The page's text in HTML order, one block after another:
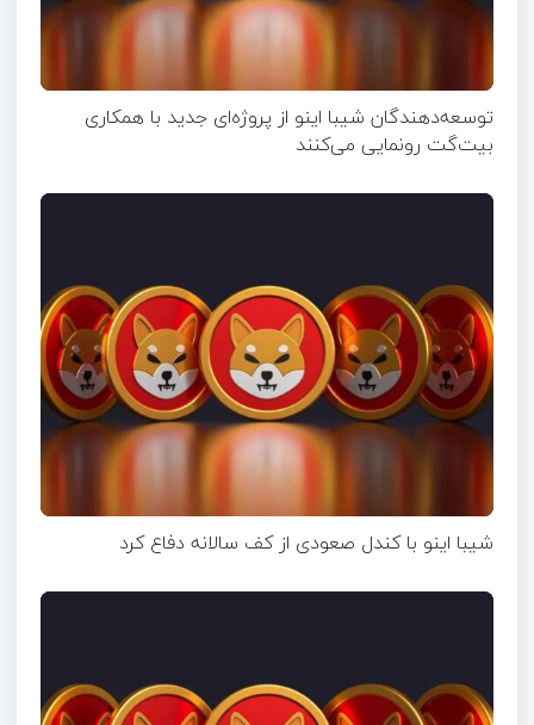
توسعه‌دهندگان شیبا اینو از پروژه‌ای جدید با همکاری
بیت‌گت رونمایی می‌کنند
شیبا اینو با کندل صعودی از کف سالانه دفاع کرد